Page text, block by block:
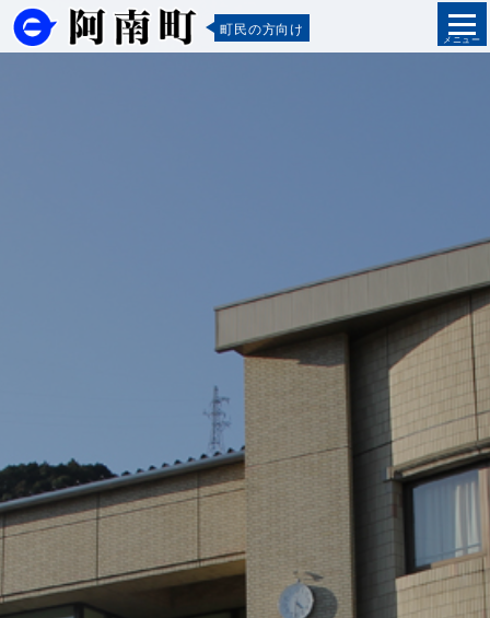
町民の方向け
メニュー